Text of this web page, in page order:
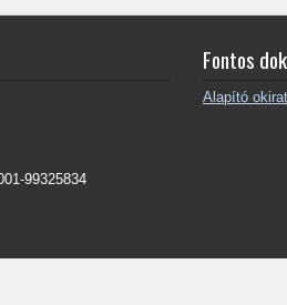
99325834
Fontos
Alapító okirat